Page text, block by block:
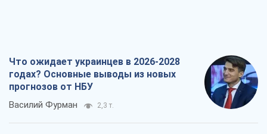
Что ожидает украинцев в 2026-2028
годах? Основные выводы из новых
прогнозов от НБУ
Василий Фурман 2,3 т.